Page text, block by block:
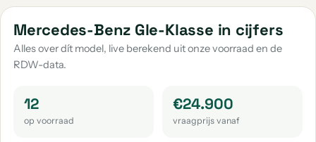
Mercedes-Benz Glc-Klasse
aantal: 30
Mercedes-Benz Citan
aantal: 18
Mercedes-Benz S-Klasse
Mercedes-Benz V-Klasse
aantal: 12
Mercedes-Benz G-Klasse
aantal: 11
Mercedes-Benz Gle-Klasse in cijfers
Alles over dít model, live berekend uit onze voorraad en de
RDW-data.
12
op voorraad
€24.900
vraagprijs vanaf